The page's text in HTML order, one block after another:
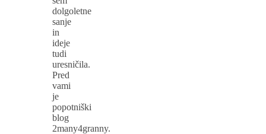
dolgoletne
sanje
in
ideje
tudi
uresničila.
Pred
vami
je
popotniški
blog
2many4granny.